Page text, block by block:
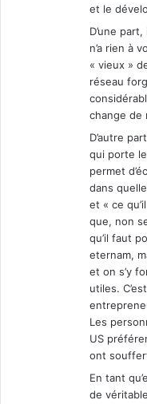
et le
D’une
n’a rien à
« vieux »
réseau
change de
D’autre
qui porte
permet
dans
et « ce
que, non
qu’il faut
eternam,
et on s’y
utiles.
Les
US
ont
En tant
de